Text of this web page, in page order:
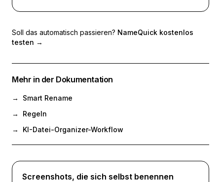
Soll das automatisch passieren? NameQuick kostenlos
testen →
Mehr in der Dokumentation
→
Smart Rename
→
Regeln
→
KI-Datei-Organizer-Workflow
Screenshots, die sich selbst benennen